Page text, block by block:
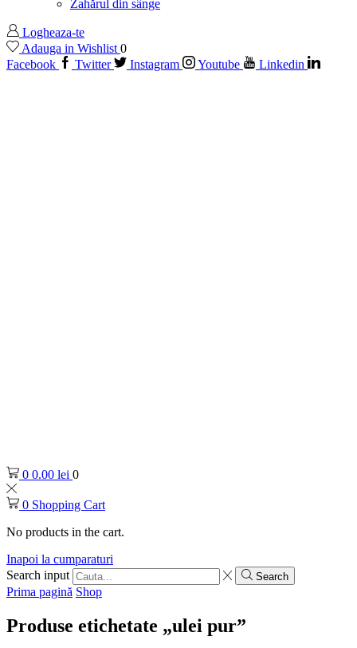
Zahărul din sânge
Logheaza-te
Adauga in Wishlist 0
Facebook
Twitter Instagram Youtube Linkedin
0 0.00 lei 0
0 Shopping Cart
No products in the cart.
Inapoi la cumparaturi
Search input
Search
Prima pagină Shop
Produse etichetate „ulei pur”